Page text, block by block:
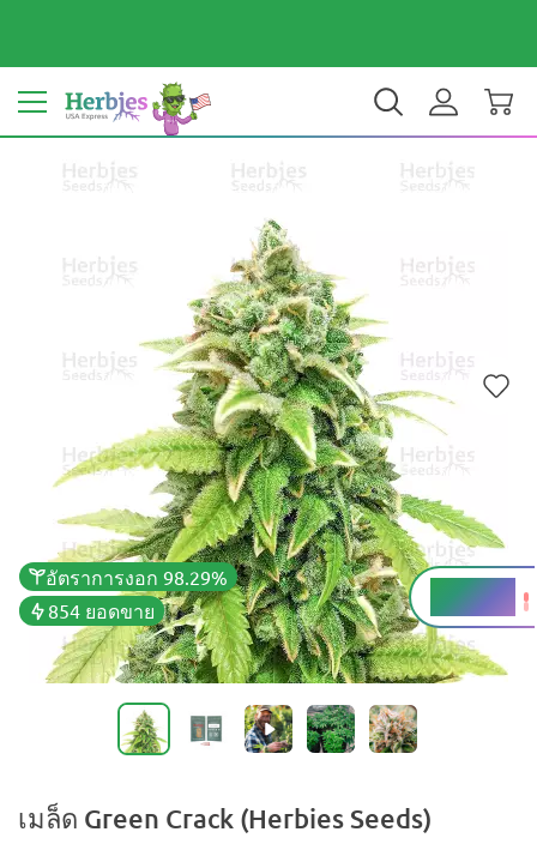
ประเทศของคุณ: สหรัฐ $ USD TH
อัตราการงอก 98.29%
854 ยอดขาย
THC
20 - 25%
เมล็ด Green Crack (Herbies Seeds)